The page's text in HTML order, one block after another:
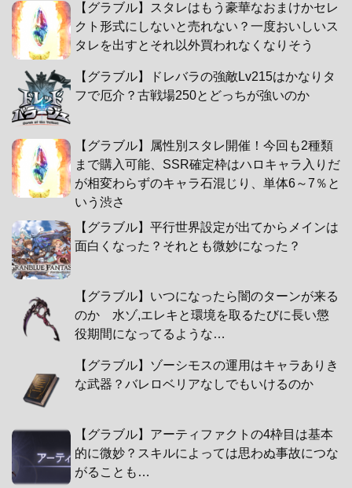
【グラブル】スタレはもう豪華なおまけかセレ
クト形式にしないと売れない？一度おいしいス
タレを出すとそれ以外買われなくなりそう
【グラブル】ドレバラの強敵Lv215はかなりタ
フで厄介？古戦場250とどっちが強いのか
【グラブル】属性別スタレ開催！今回も2種類
まで購入可能、SSR確定枠はハロキャラ入りだ
が相変わらずのキャラ石混じり、単体6～7％と
いう渋さ
【グラブル】平行世界設定が出てからメインは
面白くなった？それとも微妙になった？
【グラブル】いつになったら闇のターンが来る
のか 水ゾ,エレキと環境を取るたびに長い懲
役期間になってるような…
【グラブル】ゾーシモスの運用はキャラありき
な武器？バレロベリアなしでもいけるのか
【グラブル】アーティファクトの4枠目は基本
的に微妙？スキルによっては思わぬ事故につな
がることも…